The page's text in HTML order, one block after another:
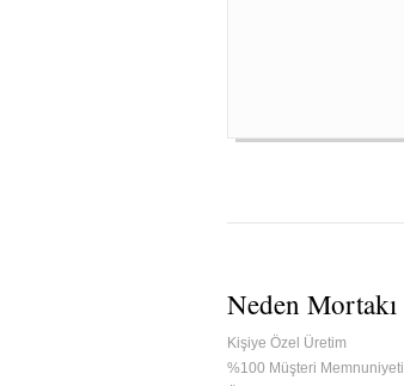
Neden Mortakı
Kişiye Özel Üretim
%100 Müşteri Memnuniyeti